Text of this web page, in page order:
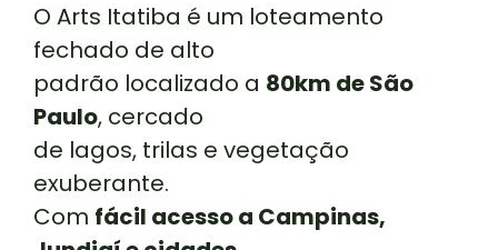
O Arts Itatiba é um loteamento
fechado de alto
padrão localizado a 80km de São
Paulo, cercado
de lagos, trilas e vegetação
exuberante.
Com fácil acesso a Campinas,